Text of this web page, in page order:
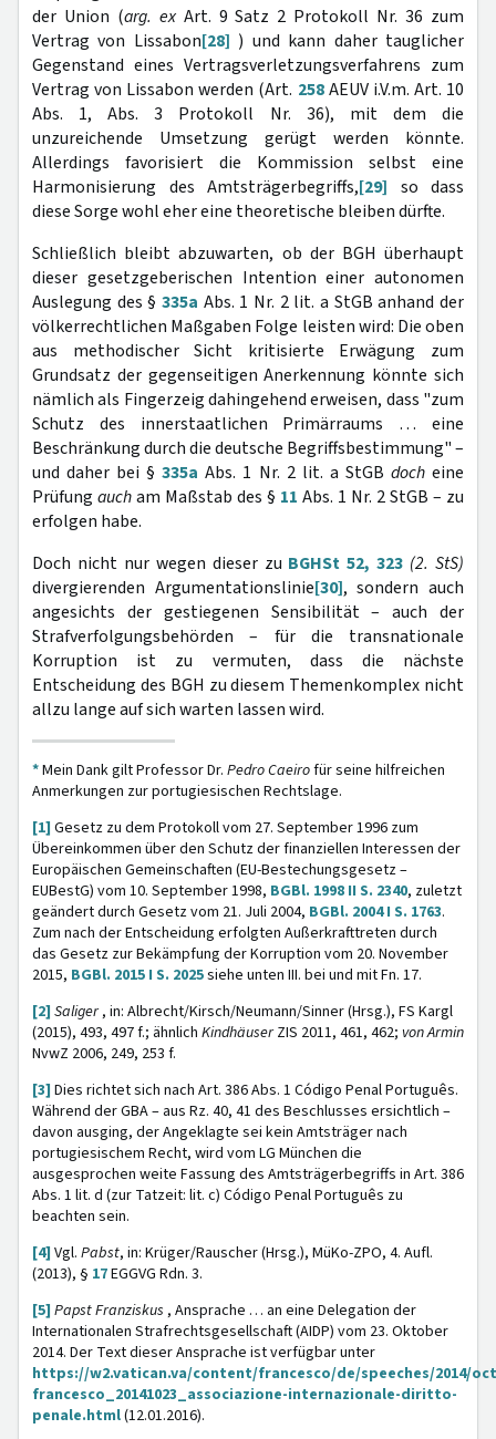
der Union (arg. exArt. 9 Satz 2 Protokoll Nr. 36 zum
Vertrag von Lissabon[28] ) und kann daher tauglicher
Gegenstand eines Vertragsverletzungsverfahrens zum
Vertrag von Lissabon werden (Art. 258AEUV i.V.m. Art. 10
Abs. 1, Abs. 3 Protokoll Nr. 36), mit dem die
unzureichende Umsetzung gerügt werden könnte.
Allerdings favorisiert die Kommission selbst eine
Harmonisierung des Amtsträgerbegriffs,[29] so dass
diese Sorge wohl eher eine theoretische bleiben dürfte.
Schließlich bleibt abzuwarten, ob der BGH überhaupt
dieser gesetzgeberischen Intention einer autonomen
Auslegung des § 335a Abs. 1 Nr. 2 lit. a StGB anhand der
völkerrechtlichen Maßgaben Folge leisten wird: Die oben
aus methodischer Sicht kritisierte Erwägung zum
Grundsatz der gegenseitigen Anerkennung könnte sich
nämlich als Fingerzeig dahingehend erweisen, dass "zum
Schutz des innerstaatlichen Primärraums … eine
Beschränkung durch die deutsche Begriffsbestimmung" –
und daher bei §335a Abs. 1 Nr. 2 lit. a StGB docheine
Prüfung aucham Maßstab des § 11 Abs. 1 Nr. 2 StGB – zu
erfolgen habe.
Doch nicht nur wegen dieser zu BGHSt 52, 323 (2. StS)
divergierenden Argumentationslinie[30], sondern auch
angesichts der gestiegenen Sensibilität – auch der
Strafverfolgungsbehörden – für die transnationale
Korruption ist zu vermuten, dass die nächste
Entscheidung des BGH zu diesem Themenkomplex nicht
allzu lange auf sich warten lassen wird.
*Mein Dank gilt Professor Dr. Pedro Caeirofür seine hilfreichen
Anmerkungen zur portugiesischen Rechtslage.
[1] Gesetz zu dem Protokoll vom 27. September 1996 zum
Übereinkommen über den Schutz der finanziellen Interessen der
Europäischen Gemeinschaften (EU-Bestechungsgesetz –
EUBestG) vom 10. September 1998, BGBl. 1998 II S. 2340, zuletzt
geändert durch Gesetz vom 21. Juli 2004, BGBl. 2004 I S. 1763.
Zum nach der Entscheidung erfolgten Außerkrafttreten durch
das Gesetz zur Bekämpfung der Korruption vom 20. November
2015, BGBl. 2015 I S. 2025siehe unten III. bei und mit Fn. 17.
[2] Saliger, in: Albrecht/Kirsch/Neumann/Sinner (Hrsg.), FS Kargl
(2015), 493, 497 f.; ähnlich KindhäuserZIS 2011, 461, 462; von Armin
NvwZ 2006, 249, 253 f.
[3] Dies richtet sich nach Art. 386 Abs. 1 Código Penal Português.
Während der GBA – aus Rz. 40, 41 des Beschlusses ersichtlich –
davon ausging, der Angeklagte sei kein Amtsträger nach
portugiesischem Recht, wird vom LG München die
ausgesprochen weite Fassung des Amtsträgerbegriffs in Art. 386
Abs. 1 lit. d (zur Tatzeit: lit. c) Código Penal Português zu
beachten sein.
[4] Vgl. Pabst, in: Krüger/Rauscher (Hrsg.), MüKo-ZPO, 4. Aufl.
(2013), § 17EGGVG Rdn. 3.
[5] Papst Franziskus , Ansprache … an eine Delegation der
Internationalen Strafrechtsgesellschaft (AIDP) vom 23. Oktober
2014. Der Text dieser Ansprache ist verfügbar unter
https://w2.vatican.va/content/francesco/de/speeches/2014/
francesco_20141023_associazione-internazionale-diritto-
penale.html(12.01.2016).